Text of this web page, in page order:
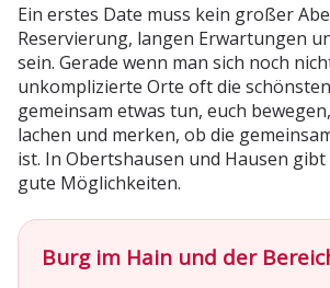
Ein erstes Date muss kein großer
Reservierung, langen Erwartungen
sein. Gerade wenn man sich noch
unkomplizierte Orte oft die
gemeinsam etwas tun, euch
lachen und merken, ob die
ist. In Obertshausen und Hausen
gute Möglichkeiten.
Burg im Hain und der